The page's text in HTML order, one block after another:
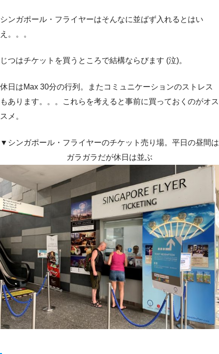
シンガポール・フライヤーはそんなに並ばず入れるとはい
え。。。
じつはチケットを買うところで結構ならびます (泣)。
休日はMax 30分の行列。またコミュニケーションのストレス
もあります。。。これらを考えると事前に買っておくのがオス
スメ。
▼シンガポール・フライヤーのチケット売り場。平日の昼間は
ガラガラだが休日は並ぶ